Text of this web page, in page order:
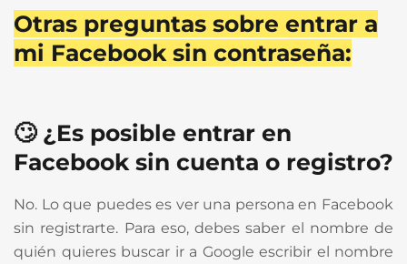
Otras preguntas sobre entrar a
mi Facebook sin contraseña:
🙄 ¿Es posible entrar en
Facebook sin cuenta o registro?
No. Lo que puedes es ver una persona en Facebook
sin registrarte. Para eso, debes saber el nombre de
quién quieres buscar ir a Google escribir el nombre